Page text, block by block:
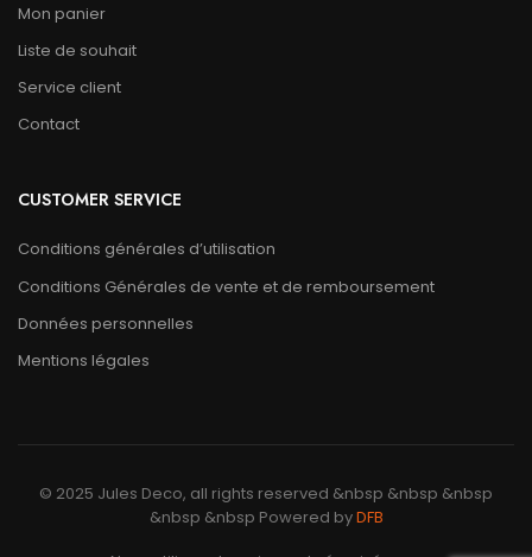
Mon panier
Liste de souhait
Service client
Contact
CUSTOMER SERVICE
Conditions générales d’utilisation
Conditions Générales de vente et de remboursement
Données personnelles
Mentions légales
© 2025 Jules Deco, all rights reserved &nbsp &nbsp &nbsp
&nbsp &nbsp Powered byDFB